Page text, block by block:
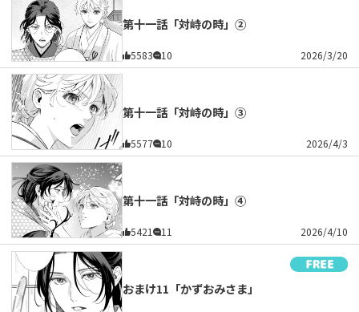
第十一話「対峙の時」②
5583 10 2026/3/20
第十一話「対峙の時」③
5577 10 2026/4/3
第十一話「対峙の時」④
5421 11 2026/4/10
おまけ11「かずおみさま」